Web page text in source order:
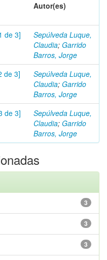
Autor(es)
de 3]
Sepúlveda Luque,
Claudia; Garrido
Barros, Jorge
de 3]
Sepúlveda Luque,
Claudia; Garrido
Barros, Jorge
de 3]
Sepúlveda Luque,
Claudia; Garrido
Barros, Jorge
3
3
3